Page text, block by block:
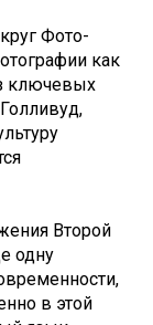
Фото-
как
ключевых
Второй
одну
в этой